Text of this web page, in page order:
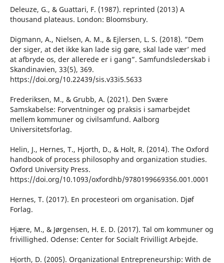
Deleuze, G., & Guattari, F. (1987). reprinted (2013) A
thousand plateaus. London: Bloomsbury.
Digmann, A., Nielsen, A. M., & Ejlersen, L. S. (2018). ”Dem
der siger, at det ikke kan lade sig gøre, skal lade vær’ med
at afbryde os, der allerede er i gang”. Samfundslederskab i
Skandinavien, 33(5), 369.
https://doi.org/10.22439/sis.v33i5.5633
Frederiksen, M., & Grubb, A. (2021). Den Svære
Samskabelse: Forventninger og praksis i samarbejdet
mellem kommuner og civilsamfund. Aalborg
Universitetsforlag.
Helin, J., Hernes, T., Hjorth, D., & Holt, R. (2014). The Oxford
handbook of process philosophy and organization studies.
Oxford University Press.
https://doi.org/10.1093/oxfordhb/9780199669356.001.0001
Hernes, T. (2017). En procesteori om organisation. Djøf
Forlag.
Hjære, M., & Jørgensen, H. E. D. (2017). Tal om kommuner og
frivillighed. Odense: Center for Socialt Frivilligt Arbejde.
Hjorth, D. (2005). Organizational Entrepreneurship: With de